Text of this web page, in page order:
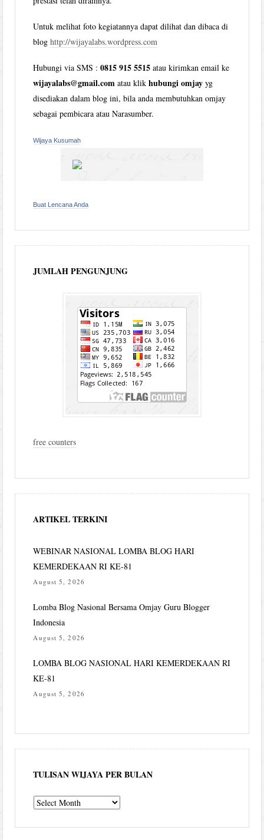
Untuk melihat foto kegiatannya dapat dilihat dan dibaca di
bloghttp://wijayalabs.wordpress.com
Hubungi via SMS :0815 915 5515 atau kirimkan email ke
wijayalabs@gmail.com atau klikhubungi omjay yg
disediakan dalam blog ini, bila anda membutuhkan omjay
sebagai pembicara atau Narasumber.
Wijaya Kusumah
Buat Lencana Anda
JUMLAH PENGUNJUNG
free counters
ARTIKEL TERKINI
WEBINAR NASIONAL LOMBA BLOG HARI
KEMERDEKAAN RI KE-81
August 5, 2026
Lomba Blog Nasional Bersama Omjay Guru Blogger
Indonesia
August 5, 2026
LOMBA BLOG NASIONAL HARI KEMERDEKAAN RI
KE-81
August 5, 2026
TULISAN WIJAYA PER BULAN
Tulisan
per